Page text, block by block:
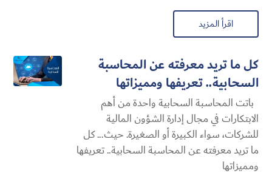
اقرأ المزيد
كل ما تريد معرفته عن المحاسبة
السحابية​.. تعريفها ومميزاتها
باتت المحاسبة السحابية​ واحدة من أهم
الابتكارات في مجال إدارة الشؤون المالية
للشركات، سواء الكبيرة أو الصغيرة. حيث... كل
ما تريد معرفته عن المحاسبة السحابية​.. تعريفها
ومميزاتها